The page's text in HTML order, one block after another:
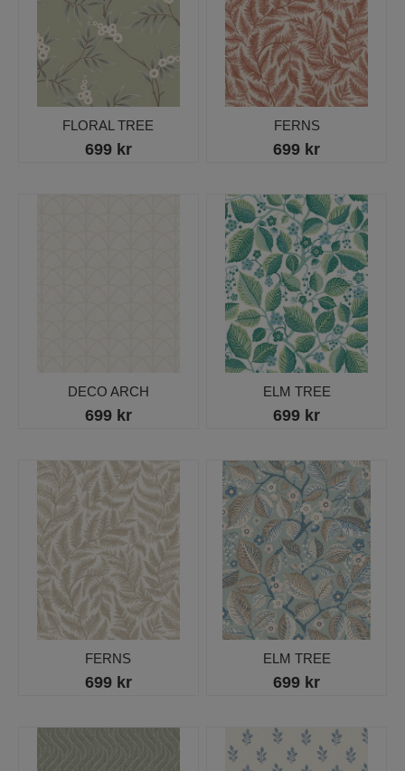
FLORAL TREE
699 kr
FERNS
699 kr
DECO ARCH
699 kr
ELM TREE
699 kr
FERNS
699 kr
ELM TREE
699 kr